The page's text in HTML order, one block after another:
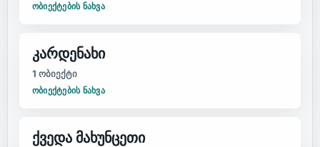
ᲝᲑᲘᲔᲥᲢᲔᲑᲘᲡ ᲜᲐᲮᲕᲐ
კარდენახი
1 ობიექტი
ᲝᲑᲘᲔᲥᲢᲔᲑᲘᲡ ᲜᲐᲮᲕᲐ
ქვედა მახუნცეთი